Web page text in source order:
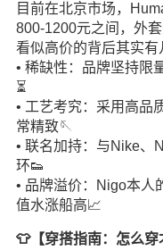
目前在北京市场，
800-1200元之间，外
看似高价的背后其实有
• 稀缺性：品牌坚持限
⏳
• 工艺考究：采用高品
常精致🪡
• 联名加持：与Nike、
环👟
• 品牌溢价：Nigo本人
值水涨船高📈
👕【穿搭指南：怎么穿